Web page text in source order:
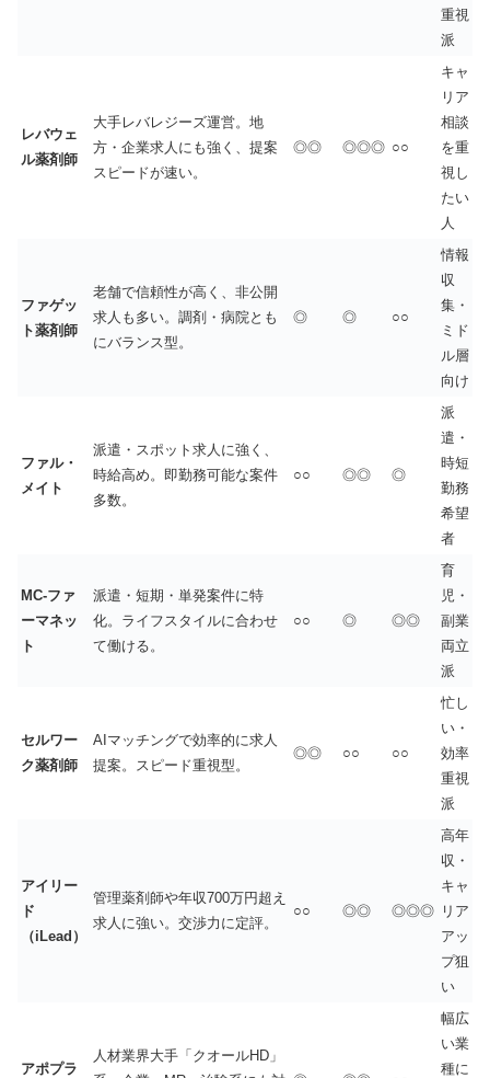
重視
派
レバウェ
ル薬剤師
大手レバレジーズ運営。地
方・企業求人にも強く、提案
スピードが速い。
◎◎ ◎◎◎ ○○
キャ
リア
相談
を重
視し
たい
人
ファゲッ
ト薬剤師
老舗で信頼性が高く、非公開
求人も多い。調剤・病院とも
にバランス型。
◎ ◎ ○○
情報
収
集・
ミド
ル層
向け
ファル・
メイト
派遣・スポット求人に強く、
時給高め。即勤務可能な案件
多数。
○○ ◎◎ ◎
派
遣・
時短
勤務
希望
者
MC-ファ
ーマネッ
ト
派遣・短期・単発案件に特
化。ライフスタイルに合わせ
て働ける。
○○ ◎ ◎◎
育
児・
副業
両立
派
セルワー
ク薬剤師
AIマッチングで効率的に求人
提案。スピード重視型。
◎◎ ○○ ○○
忙し
い・
効率
重視
派
アイリー
ド
（iLead）
管理薬剤師や年収700万円超え
求人に強い。交渉力に定評。
○○ ◎◎ ◎◎◎
高年
収・
キャ
リア
アッ
プ狙
い
アポプラ
人材業界大手「クオールHD」
幅広
い業
種に